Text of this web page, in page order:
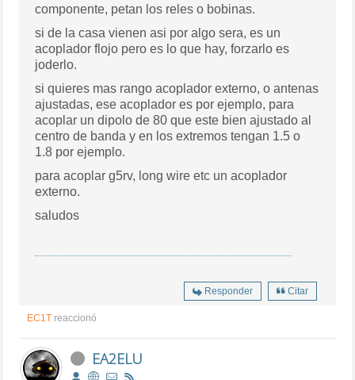
componente, petan los reles o bobinas.
si de la casa vienen asi por algo sera, es un
acoplador flojo pero es lo que hay, forzarlo es
joderlo.
si quieres mas rango acoplador externo, o antenas
ajustadas, ese acoplador es por ejemplo, para
acoplar un dipolo de 80 que este bien ajustado al
centro de banda y en los extremos tengan 1.5 o
1.8 por ejemplo.
para acoplar g5rv, long wire etc un acoplador
externo.
saludos
Responder Citar
EC1T reaccionó
EA2ELU